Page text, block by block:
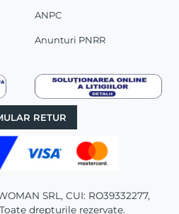
ANPC
Anunturi PNRR
RETUR
SRL, CUI: RO39332277,
drepturile rezervate.